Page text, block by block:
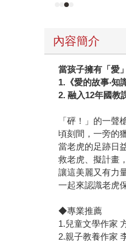
內容簡介
當孩子擁有「愛
1.《愛的故事‧知
2. 融入12年國教
「砰！」的一聲
頃刻間，一旁的
當老虎的足跡日
救老虎、擬計畫
讓這美麗又有力
一起來認識老虎
◆專業推薦
1.兒童文學作家
2.親子教養作家